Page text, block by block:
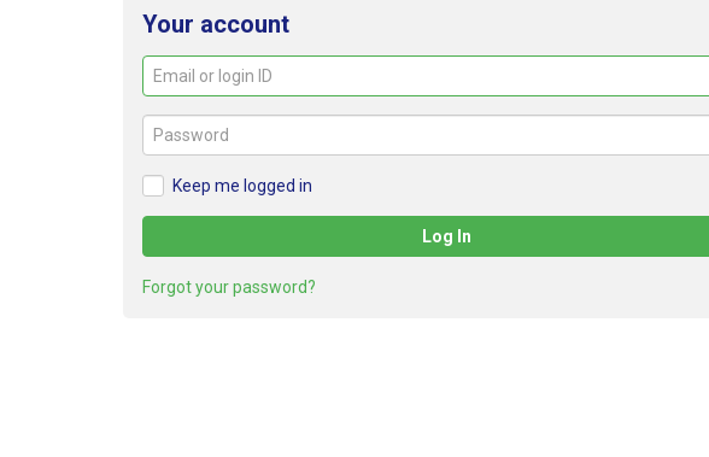
Your account
Email
or
login
ID
Password
Keep me logged in
Log In
Forgot your password?